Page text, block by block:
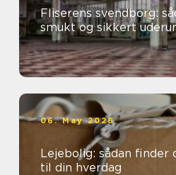
Fliserens svendborg:
smukt og sikkert
06. May 2026
Lejebolig: sådan finder
til din hverdag